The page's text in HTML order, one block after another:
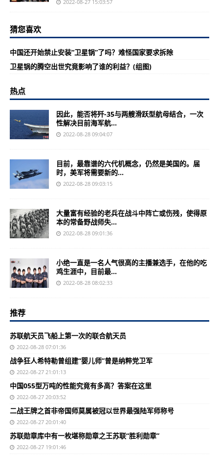
2022-08-27 15:03:57
猜您喜欢
中国还开始禁止安装“卫星锅”了吗？难怪国家要求拆除
卫星锅的腾空出世究竟影响了谁的利益？(组图)
热点
因此，能否将歼-35与两艘滑跃型航母结合，一次
性解决目前海军航...
2022-08-28 09:04:07
目前，最靠谱的六代机概念，仍然是美国的。届
时，美军将需要新的...
2022-08-28 09:03:15
大量富有经验的老兵在战斗中阵亡或伤残，使得原
本的常备野战师失...
2022-08-28 09:01:36
小绝一直是一名人气很高的主播兼选手，在他的吃
鸡生涯中，目前最...
2022-08-28 08:02:33
推荐
苏联航天员飞船上第一次的联合航天员
2022-08-28 07:01:36
战争狂人希特勒曾组建“婴儿师”曾是纳粹党卫军
2022-08-27 21:01:13
中国055型万吨的性能究竟有多高？答案在这里
2022-08-27 20:03:52
二战王牌之首非帝国师莫属被冠以世界最强陆军师称号
2022-08-27 20:01:40
苏联勋章库中有一枚堪称勋章之王苏联“胜利勋章”
2022-08-27 19:01:46